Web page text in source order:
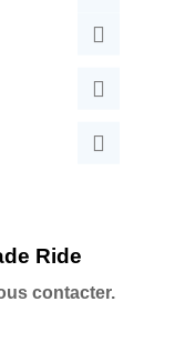
Ride
contacter.